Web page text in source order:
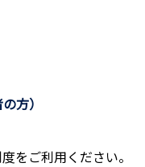
方）
をご利用ください。